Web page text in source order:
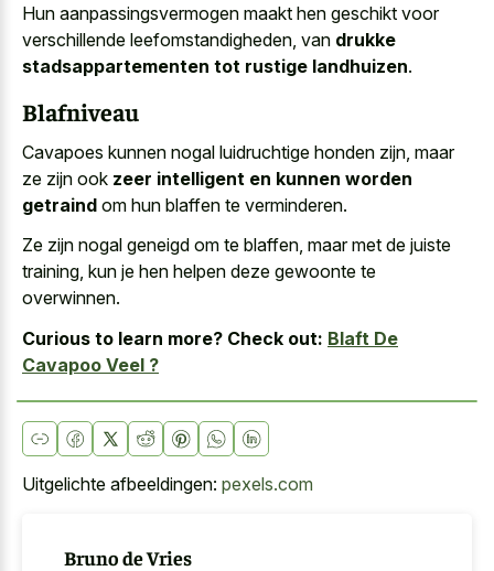
Hun aanpassingsvermogen maakt hen geschikt voor
verschillende leefomstandigheden, van drukke
stadsappartementen tot rustige landhuizen.
Blafniveau
Cavapoes kunnen nogal luidruchtige honden zijn, maar
ze zijn ook zeer intelligent en kunnen worden
getraind om hun blaffen te verminderen.
Ze zijn nogal geneigd om te blaffen, maar met de juiste
training, kun je hen helpen deze gewoonte te
overwinnen.
Curious to learn more? Check out: Blaft De
Cavapoo Veel ?
Uitgelichte afbeeldingen: pexels.com
Bruno de Vries